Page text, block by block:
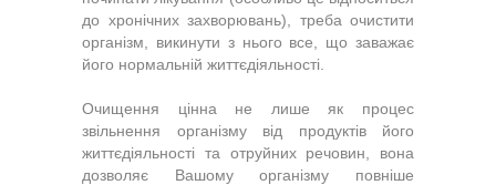
до хронічних захворювань), треба очистити
організм, викинути з нього все, що заважає
його нормальній життєдіяльності.
Очищення цінна не лише як процес
звільнення організму від продуктів його
життєдіяльності та отруйних речовин, вона
дозволяє Вашому організму повніше